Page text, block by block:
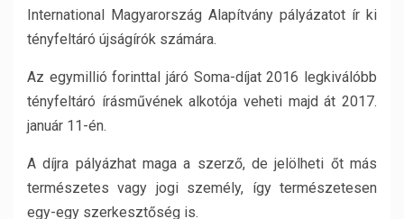
International Magyarország Alapítvány pályázatot ír ki
tényfeltáró újságírók számára.
Az egymillió forinttal járó Soma-díjat 2016 legkiválóbb
tényfeltáró írásművének alkotója veheti majd át 2017.
január 11-én.
A díjra pályázhat maga a szerző, de jelölheti őt más
természetes vagy jogi személy, így természetesen
egy-egy szerkesztőség is.